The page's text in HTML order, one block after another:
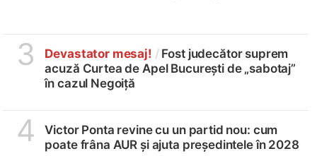
3 Devastator mesaj! / Fost judecător suprem
acuză Curtea de Apel București de „sabotaj”
în cazul Negoiță
4
Victor Ponta revine cu un partid nou: cum
poate frâna AUR și ajuta președintele în 2028